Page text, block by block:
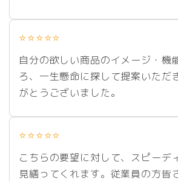
⭐⭐⭐⭐⭐
自分の欲しい商品のイメージ・機
ろ、一生懸命に探して提案いただ
がとうございました。
⭐⭐⭐⭐⭐
こちらの要望に対して、スピーデ
見繕ってくれます。従業員の方皆